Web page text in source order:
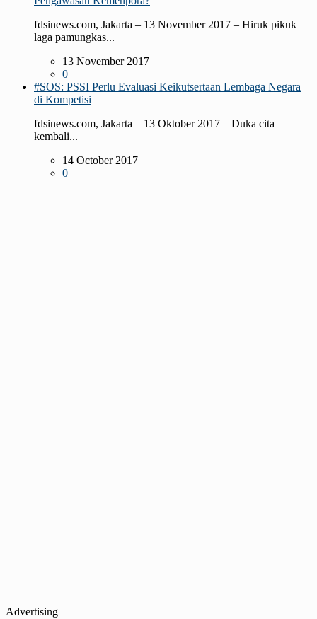
fdsinews.com, Jakarta – 13 November 2017 – Hiruk pikuk
laga pamungkas...
13 November 2017
0
#SOS: PSSI Perlu Evaluasi Keikutsertaan Lembaga Negara
di Kompetisi
fdsinews.com, Jakarta – 13 Oktober 2017 – Duka cita
kembali...
14 October 2017
0
Advertising